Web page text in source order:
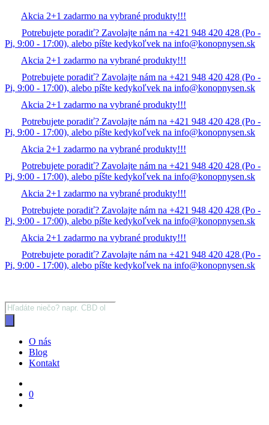
Akcia 2+1 zadarmo na vybrané produkty!!!
Potrebujete poradiť? Zavolajte nám na +421 948 420 428 (Po -
Pi, 9:00 - 17:00), alebo píšte kedykoľvek na info@konopnysen.sk
Akcia 2+1 zadarmo na vybrané produkty!!!
Potrebujete poradiť? Zavolajte nám na +421 948 420 428 (Po -
Pi, 9:00 - 17:00), alebo píšte kedykoľvek na info@konopnysen.sk
Akcia 2+1 zadarmo na vybrané produkty!!!
Potrebujete poradiť? Zavolajte nám na +421 948 420 428 (Po -
Pi, 9:00 - 17:00), alebo píšte kedykoľvek na info@konopnysen.sk
Akcia 2+1 zadarmo na vybrané produkty!!!
Potrebujete poradiť? Zavolajte nám na +421 948 420 428 (Po -
Pi, 9:00 - 17:00), alebo píšte kedykoľvek na info@konopnysen.sk
Akcia 2+1 zadarmo na vybrané produkty!!!
Potrebujete poradiť? Zavolajte nám na +421 948 420 428 (Po -
Pi, 9:00 - 17:00), alebo píšte kedykoľvek na info@konopnysen.sk
Akcia 2+1 zadarmo na vybrané produkty!!!
Potrebujete poradiť? Zavolajte nám na +421 948 420 428 (Po -
Pi, 9:00 - 17:00), alebo píšte kedykoľvek na info@konopnysen.sk
Products
search
O nás
Blog
Kontakt
0